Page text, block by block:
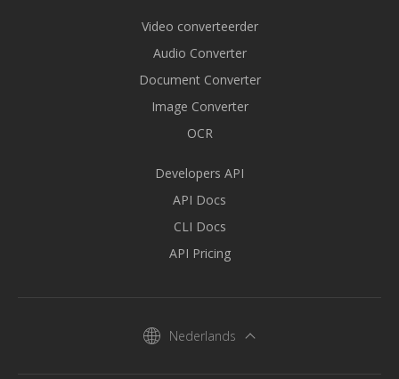
Video converteerder
Audio Converter
Document Converter
Image Converter
OCR
Developers API
API Docs
CLI Docs
API Pricing
Nederlands